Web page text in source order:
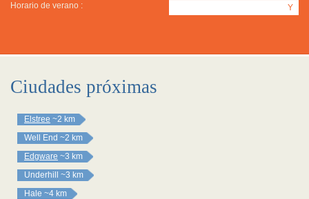
Horario de verano : Y
Ciudades próximas
Elstree ~2 km
Well End ~2 km
Edgware ~3 km
Underhill
~3 km
Hale ~4 km